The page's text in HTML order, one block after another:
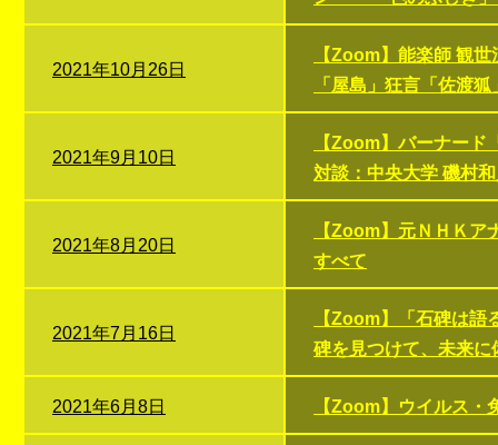
2021年10月26日
【Zoom】能楽師 観
「屋島」狂言「佐渡
2021年9月10日
【Zoom】バーナー
対談：中央大学 磯村
2021年8月20日
【Zoom】元ＮＨＫ
すべて
2021年7月16日
【Zoom】「石碑は
碑を見つけて、未来
2021年6月8日 【Zoom】ウイルス